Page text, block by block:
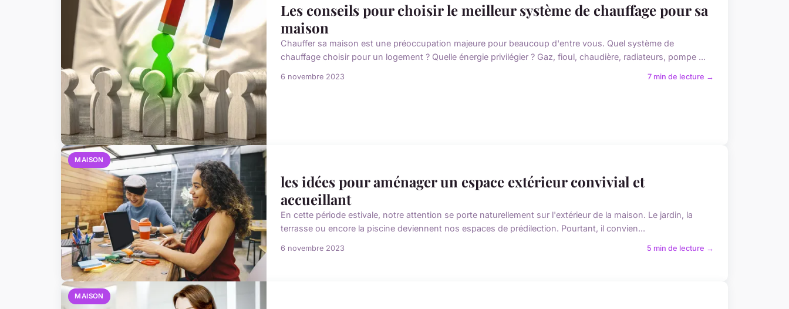
Les conseils pour choisir le meilleur système de chauffage pour sa
maison
Chauffer sa maison est une préoccupation majeure pour beaucoup d'entre vous. Quel système de
chauffage choisir pour un logement ? Quelle énergie privilégier ? Gaz, fioul, chaudière, radiateurs, pompe ...
6 novembre 2023 7 min de lecture →
MAISON
les idées pour aménager un espace extérieur convivial et
accueillant
En cette période estivale, notre attention se porte naturellement sur l'extérieur de la maison. Le jardin, la
terrasse ou encore la piscine deviennent nos espaces de prédilection. Pourtant, il convien...
6 novembre 2023 5 min de lecture →
MAISON